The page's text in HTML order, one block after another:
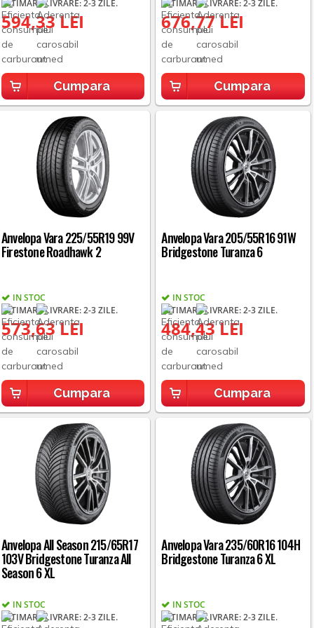
ESTIMARE LIVRARE: 2-3 ZILE.
594,33 LEI
Cumpara
ESTIMARE LIVRARE: 2-3 ZILE.
676,77 LEI
Cumpara
Anvelopa Vara 225/55R19 99V
Firestone Roadhawk 2
IN STOC
ESTIMARE LIVRARE: 2-3 ZILE.
573,63 LEI
Cumpara
Anvelopa Vara 205/55R16 91W
Bridgestone Turanza 6
IN STOC
ESTIMARE LIVRARE: 2-3 ZILE.
484,43 LEI
Cumpara
Anvelopa All Season 215/65R17
103V Bridgestone Turanza All
Season 6 XL
IN STOC
ESTIMARE LIVRARE: 2-3 ZILE.
Anvelopa Vara 235/60R16 104H
Bridgestone Turanza 6 XL
IN STOC
ESTIMARE LIVRARE: 2-3 ZILE.